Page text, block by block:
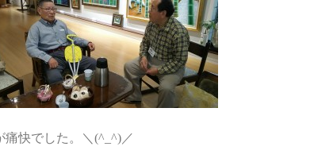
痛快でした。＼(^_^)／